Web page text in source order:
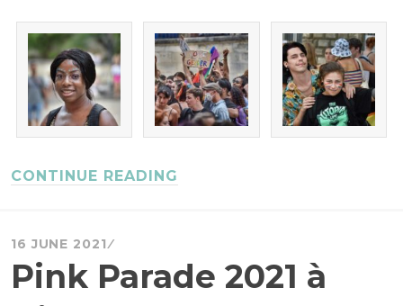
CONTINUE READING
16 JUNE 2021
Pink Parade 2021 à